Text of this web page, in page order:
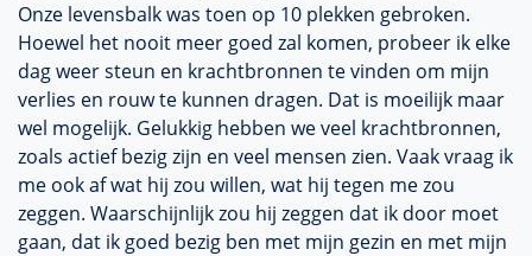
Onze levensbalk was toen op 10 plekken gebroken.
Hoewel het nooit meer goed zal komen, probeer ik elke
dag weer steun en krachtbronnen te vinden om mijn
verlies en rouw te kunnen dragen. Dat is moeilijk maar
wel mogelijk. Gelukkig hebben we veel krachtbronnen,
zoals actief bezig zijn en veel mensen zien. Vaak vraag ik
me ook af wat hij zou willen, wat hij tegen me zou
zeggen. Waarschijnlijk zou hij zeggen dat ik door moet
gaan, dat ik goed bezig ben met mijn gezin en met mijn